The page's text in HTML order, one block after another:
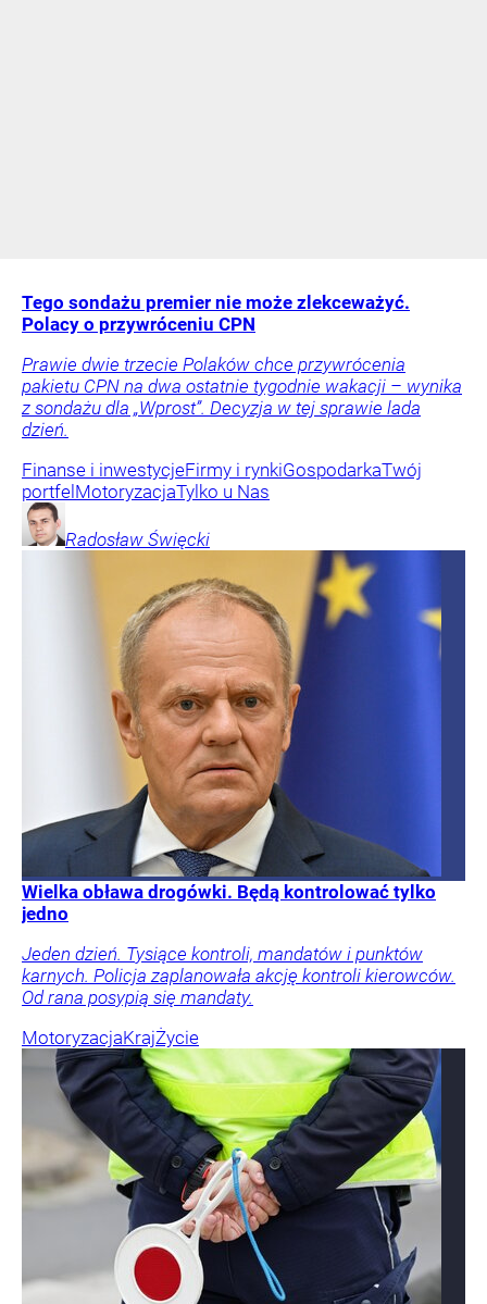
Tego sondażu premier nie może zlekceważyć.
Polacy o przywróceniu CPN
Prawie dwie trzecie Polaków chce przywrócenia
pakietu CPN na dwa ostatnie tygodnie wakacji – wynika
z sondażu dla „Wprost”. Decyzja w tej sprawie lada
dzień.
Finanse i inwestycjeFirmy i rynkiGospodarkaTwój
portfel MotoryzacjaTylko u Nas
Radosław Święcki
Wielka obława drogówki. Będą kontrolować tylko
jedno
Jeden dzień. Tysiące kontroli, mandatów i punktów
karnych. Policja zaplanowała akcję kontroli kierowców.
Od rana posypią się mandaty.
MotoryzacjaKrajŻycie